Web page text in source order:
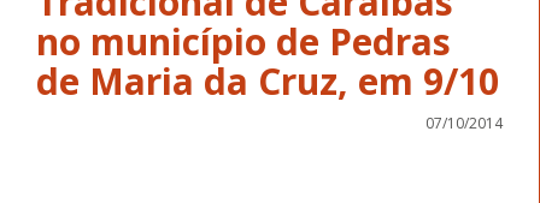
no município de Pedras
de Maria da Cruz, em 9/10
07/10/2014